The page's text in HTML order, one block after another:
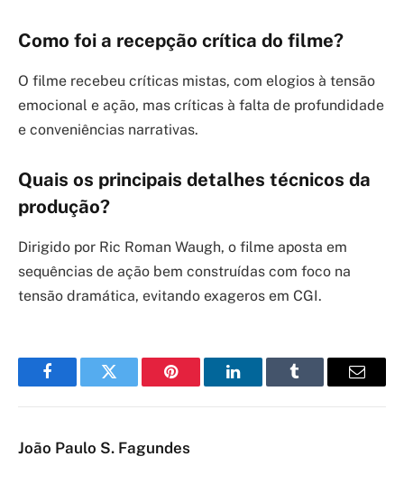
Como foi a recepção crítica do filme?
O filme recebeu críticas mistas, com elogios à tensão
emocional e ação, mas críticas à falta de profundidade
e conveniências narrativas.
Quais os principais detalhes técnicos da
produção?
Dirigido por Ric Roman Waugh, o filme aposta em
sequências de ação bem construídas com foco na
tensão dramática, evitando exageros em CGI.
FacebookTwitter Pinterest LinkedInTumblr Email
João Paulo S. Fagundes